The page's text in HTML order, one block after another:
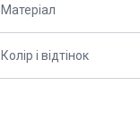
Матеріал
Колір і відтінок